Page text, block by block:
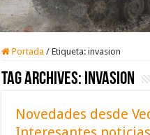
Portada / Etiqueta:invasion
Tag Archives: invasion
Novedades desde